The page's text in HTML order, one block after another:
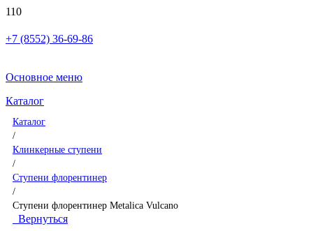
+7 (8552) 36-69-86
Основное меню
Каталог
Каталог
/
Клинкерные ступени
/
Ступени флорентинер
/
Ступени флорентинер Metalica Vulcano
Вернуться